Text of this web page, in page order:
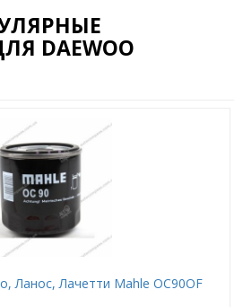
DAEWOO
Ланос, Лачетти Mahle OC90OF